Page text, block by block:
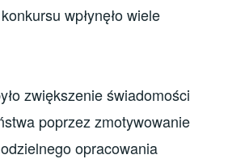
wpłynęło wiele
zwiększenie świadomości
poprzez zmotywowanie
opracowania